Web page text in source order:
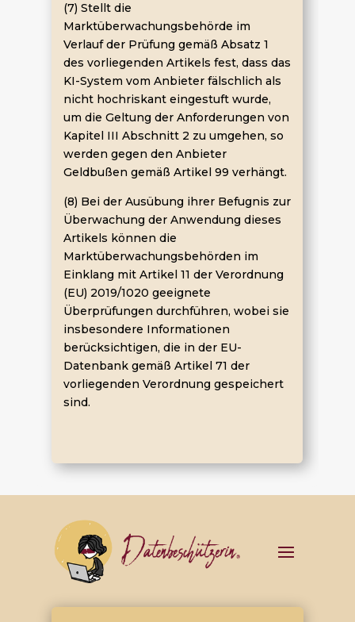
(7) Stellt die
Marktüberwachungsbehörde im
Verlauf der Prüfung gemäß Absatz 1
des vorliegenden Artikels fest, dass das
KI-System vom Anbieter fälschlich als
nicht hochriskant eingestuft wurde,
um die Geltung der Anforderungen von
Kapitel III Abschnitt 2 zu umgehen, so
werden gegen den Anbieter
Geldbußen gemäß Artikel 99 verhängt.
(8) Bei der Ausübung ihrer Befugnis zur
Überwachung der Anwendung dieses
Artikels können die
Marktüberwachungsbehörden im
Einklang mit Artikel 11 der Verordnung
(EU) 2019/1020 geeignete
Überprüfungen durchführen, wobei sie
insbesondere Informationen
berücksichtigen, die in der EU-
Datenbank gemäß Artikel 71 der
vorliegenden Verordnung gespeichert
sind.